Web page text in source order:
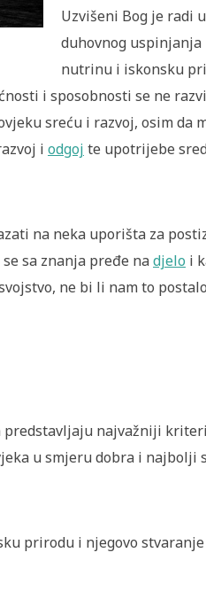
Uzvišeni Bog je radi
duhovnog
nutrinu i iskonsku
i sposobnosti se ne
sreću i razvoj, osim da
i odgoj te upotrijebe
na neka uporišta za
sa znanja pređe nadjelo i
ne bi li nam to
najvažniji
u smjeru dobra i najbolji
prirodu i njegovo